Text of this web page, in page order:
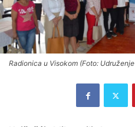
Radionica u Visokom (Foto: